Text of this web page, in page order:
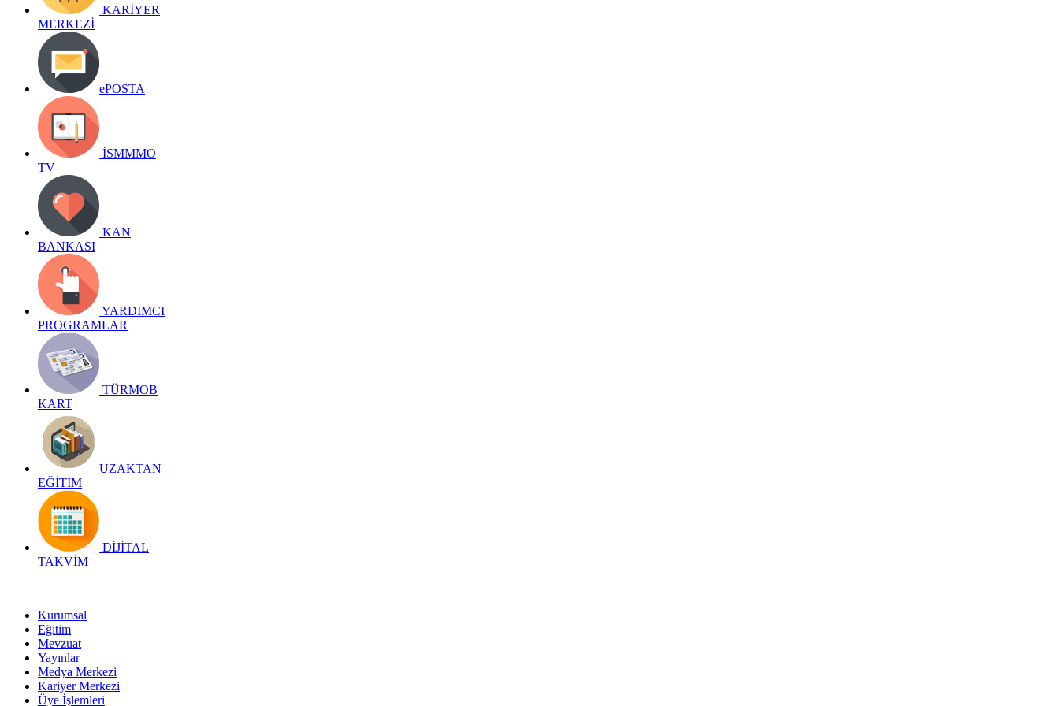
KARİYER
MERKEZİ
ePOSTA
İSMMMO
TV
KAN
BANKASI
YARDIMCI
PROGRAMLAR
TÜRMOB
KART
UZAKTAN
EĞİTİM
DİJİTAL
TAKVİM
Kurumsal
Eğitim
Mevzuat
Yayınlar
Medya Merkezi
Kariyer Merkezi
Üye İşlemleri